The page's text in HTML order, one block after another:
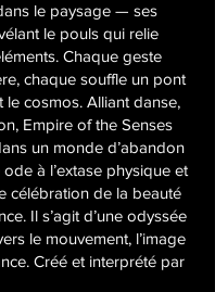
le paysage — ses
le pouls qui relie
Chaque geste
chaque souffle un pont
le cosmos. Alliant danse,
Empire of the Senses
un monde d’abandon
à l’extase physique et
célébration de la beauté
Il s’agit d’une odyssée
le mouvement, l’image
Créé et interprété par